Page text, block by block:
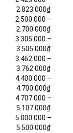
2.823.000₫
2.500.000 –
2.700.000₫
3.305.000 –
3.505.000₫
3.462.000 –
3.762.000₫
4.400.000 –
4.700.000₫
4.707.000 –
5.107.000₫
5.000.000 –
5.500.000₫